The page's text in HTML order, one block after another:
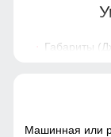
Габариты
Машинная или